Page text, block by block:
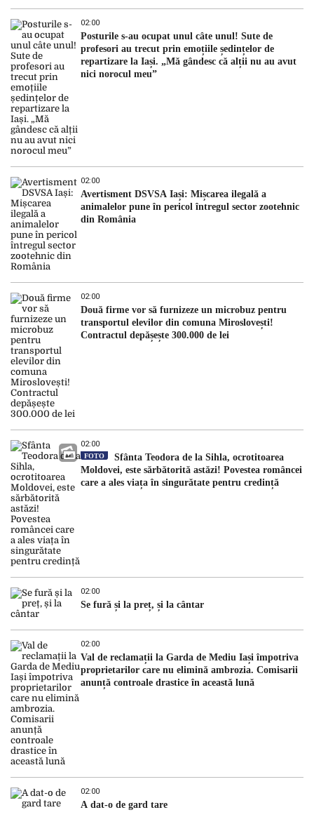
02:00
Posturile s-au ocupat unul câte unul! Sute de
profesori au trecut prin emoțiile ședințelor de
repartizare la Iași. „Mă gândesc că alții nu au avut
nici norocul meu”
02:00
Avertisment DSVSA Iași: Mișcarea ilegală a
animalelor pune în pericol întregul sector zootehnic
din România
02:00
Două firme vor să furnizeze un microbuz pentru
transportul elevilor din comuna Miroslovești!
Contractul depășește 300.000 de lei
02:00
FOTO
Sfânta Teodora de la Sihla, ocrotitoarea
Moldovei, este sărbătorită astăzi! Povestea româncei
care a ales viața în singurătate pentru credință
02:00
Se fură și la preț, și la cântar
02:00
Val de reclamații la Garda de Mediu Iași împotriva
proprietarilor care nu elimină ambrozia. Comisarii
anunță controale drastice în această lună
02:00
A dat-o de gard tare